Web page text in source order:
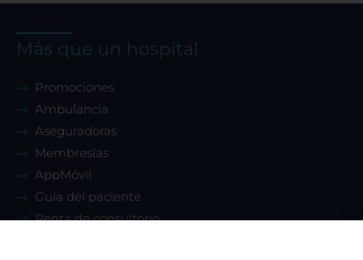
Más que un hospital
Promociones
Ambulancia
Aseguradoras
Membresías
AppMóvil
Guía del paciente
Renta de consultorio